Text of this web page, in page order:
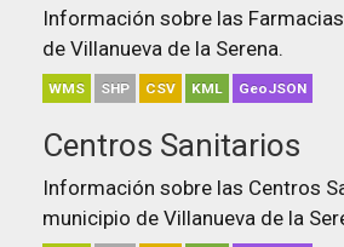
Información sobre las
de Villanueva de la Serena.
WMS SHP CSV KML GeoJSON
Centros Sanitarios
Información sobre las Centros
municipio de Villanueva de la